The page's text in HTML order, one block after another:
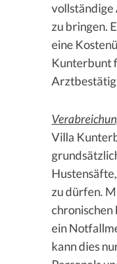
vollständige
zu bringen.
eine
Kunterbunt
Villa
zu dürfen.
ein
kann dies